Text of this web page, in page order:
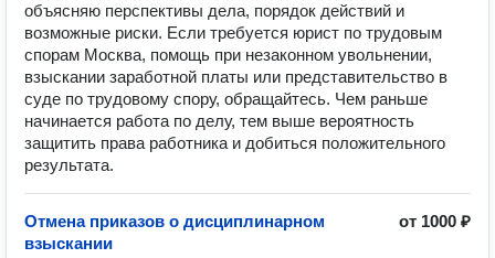
объясняю перспективы дела, порядок действий и
возможные риски. Если требуется юрист по трудовым
спорам Москва, помощь при незаконном увольнении,
взыскании заработной платы или представительство в
суде по трудовому спору, обращайтесь. Чем раньше
начинается работа по делу, тем выше вероятность
защитить права работника и добиться положительного
результата.
Отмена приказов о дисциплинарном
взыскании
от 1000 ₽